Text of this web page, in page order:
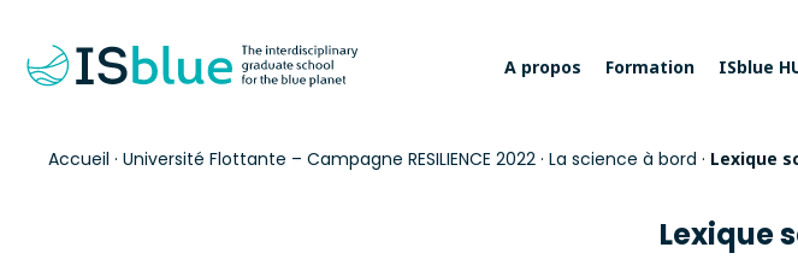
A propos Formation ISblue
Accueil · Université Flottante – Campagne RESILIENCE 2022 · La science à bord · Lexique
Lexique